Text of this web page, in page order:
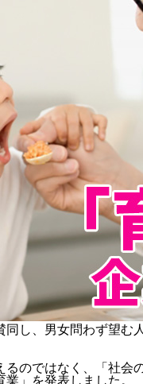
し、男女問わず望む
るのではなく、「社
」を発表しました。